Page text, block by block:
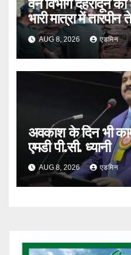
वन विभाग देहरादून
भारी मात्रा में
AUG 8, 2026 एडमिन
अवकाश के दिन भी
एमडी पी.सी. ध्यानी
AUG 8, 2026 एडमिन